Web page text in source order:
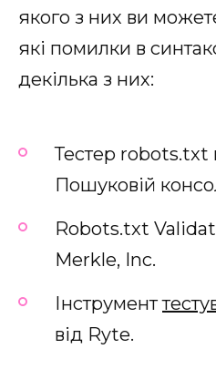
якого з них ви
які помилки в
декілька з них:
Тестер robots.txt
Пошуковій
Robots.txt
Merkle, Inc.
Інструмент
від Ryte.